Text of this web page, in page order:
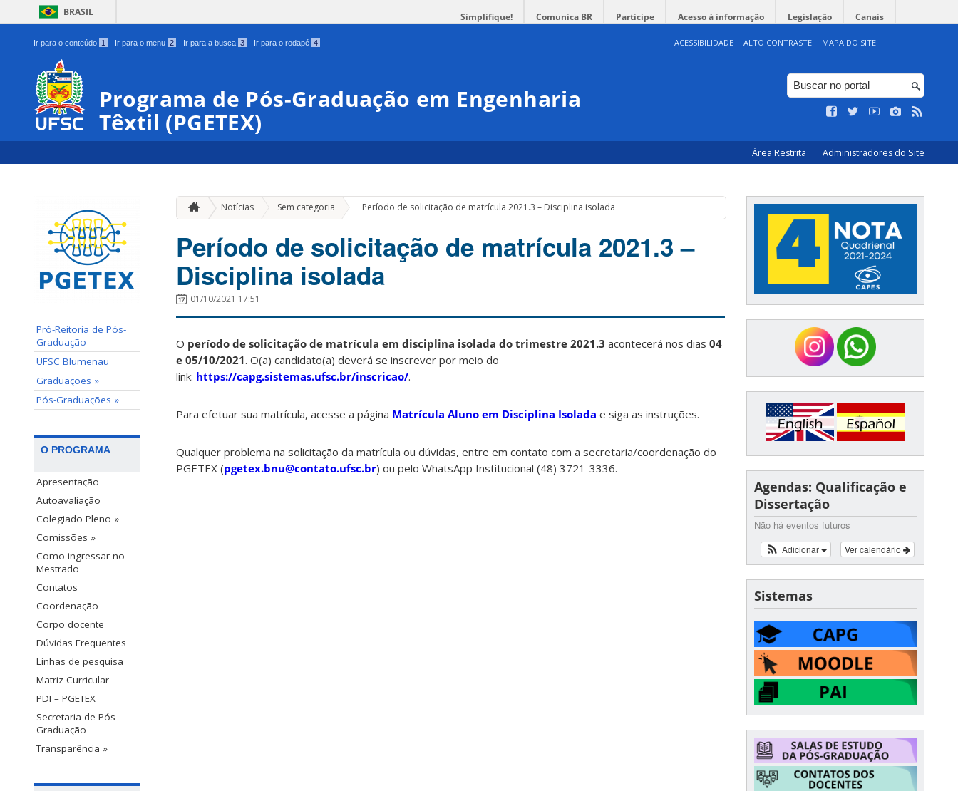
BRASIL Simplifique! Comunica BR Participe Acesso à informação Legislação Canais
Ir para o conteúdo 1 Ir para o menu 2 Ir para a busca 3 Ir para o rodapé 4 ACESSIBILIDADE ALTO CONTRASTE MAPA DO SITE
Programa de Pós-Graduação em Engenharia
Têxtil (PGETEX)
Área Restrita Administradores do Site
Pró-Reitoria de Pós-
Graduação
UFSC Blumenau
Graduações »
Pós-Graduações »
O PROGRAMA
Apresentação
Autoavaliação
Colegiado Pleno »
Comissões »
Como ingressar no
Mestrado
Contatos
Coordenação
Corpo docente
Dúvidas Frequentes
Linhas de pesquisa
Matriz Curricular
PDI – PGETEX
Secretaria de Pós-
Graduação
Transparência »
Notícias Sem categoria » Período de solicitação de matrícula 2021.3 – Disciplina isolada
Período de solicitação de matrícula 2021.3 –
Disciplina isolada
01/10/2021 17:51
O período de solicitação de matrícula em disciplina isolada do trimestre 2021.3 acontecerá nos dias 04
e 05/10/2021. O(a) candidato(a) deverá se inscrever por meio do
link: https://capg.sistemas.ufsc.br/inscricao/.
Para efetuar sua matrícula, acesse a página Matrícula Aluno em Disciplina Isolada e siga as instruções.
Qualquer problema na solicitação da matrícula ou dúvidas, entre em contato com a secretaria/coordenação do
PGETEX (pgetex.bnu@contato.ufsc.br) ou pelo WhatsApp Institucional (48) 3721-3336.
Agendas: Qualificação e
Dissertação
Não há eventos futuros
Ver calendário
Adicionar
Sistemas